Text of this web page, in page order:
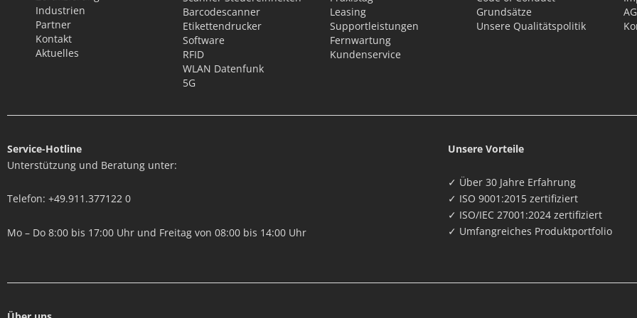
Industrien
Partner
Kontakt
Aktuelles
Barcodescanner
Etikettendrucker
Software
RFID
WLAN Datenfunk
5G
Leasing
Supportleistungen
Fernwartung
Kundenservice
Grundsätze
Unsere Qualitätspolitik
Service-Hotline
Unterstützung und Beratung unter:
Telefon: +49.911.377122 0
Mo – Do 8:00 bis 17:00 Uhr und Freitag von 08:00 bis 14:00 Uhr
Unsere Vorteile
✓ Über 30 Jahre Erfahrung
✓ ISO 9001:2015 zertifiziert
✓ ISO/IEC 27001:2024 zertifiziert
✓ Umfangreiches Produktportfolio